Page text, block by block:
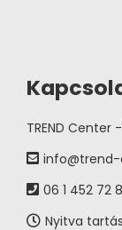
TREND
info@trend-
06 1 452 72
Nyitva tartás